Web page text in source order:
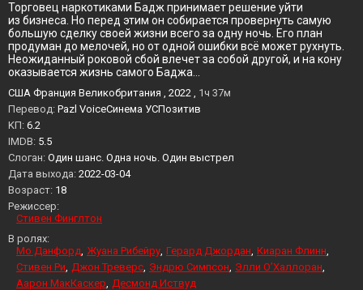
Торговец наркотиками Бадж принимает решение уйти
из бизнеса. Но перед этим он собирается провернуть самую
большую сделку своей жизни всего за одну ночь. Его план
продуман до мелочей, но от одной ошибки всё может рухнуть.
Неожиданный роковой сбой влечет за собой другой, и на кону
оказывается жизнь самого Баджа…
США Франция Великобритания , 2022 , 1ч 37м
Перевод: Pazl VoiceСинема УСПозитив
KП: 6.2
IMDB: 5.5
Слоган: Один шанс. Одна ночь. Один выстрел
Дата выхода: 2022-03-04
Возраст: 18
Режиссер:
Стивен Финглтон
В ролях:
Мо Данфорд Жуана Рибейру Герард Джордан Киаран Флинн
Стивен Ри Джон Треверс Эндрю Симпсон Элли О’Халлоран
Аарон МакКаскер Десмонд Иствуд